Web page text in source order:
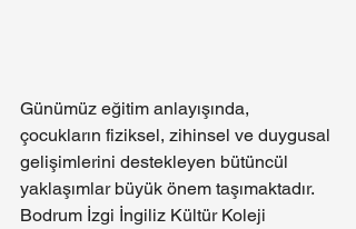
Günümüz eğitim anlayışında,
çocukların fiziksel, zihinsel ve duygusal
gelişimlerini destekleyen bütüncül
yaklaşımlar büyük önem taşımaktadır.
Bodrum İzgi İngiliz Kültür Koleji